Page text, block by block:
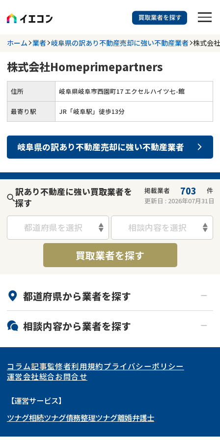
訳あり物件に強い業者を探す
都道府県を選択 相談内容を選択
掲載業者 703
件
検索する
業者を探す
相談内容で探す
空き家 事故物件
再建築不可 底地
借地 共有持分
任意売却
リースバック
不動産コラム
不動産売却 再建築不可物件
共有持分 底地
訳あり不動産 不動産投資
土地売却 不動産相続
アンケート調査
業者を探す
ホーム 業者 岐阜県の訳あり不動産売却に強い不動産業者 株式会
株式会社Homeprimepartners
住所 岐阜県岐阜市西園町17 エクセルハイツ七-館
最寄り駅 JR「岐阜駅」徒歩13分
岐阜県の訳あり不動産売却に強い不動産業者
訳あり不動産に強い買取業者を
探す
掲載業者 703
件
更新日 : 2026年07月31日
都道府県を選択 相談内容を選択
買取業者を探す
都道府県から業者を探す
北海道・東北
北海道 青森県
岩手県 宮城県
秋田県
福島県
関東
東京都 神奈川県
埼玉県
茨城県 群馬県
東海
愛知県
岐阜県 山梨県
関西
大阪府 京都府
北陸・甲信越
相談内容から業者を探す
再建築不可
底地
ゴミ屋敷
リースバック
コラム記事監修者利用規約プライバシーポリシー
運営会社総合お問合せ
【運営サービス】
ツナグ相続ツナグ債務整理ツナグ離婚弁護士